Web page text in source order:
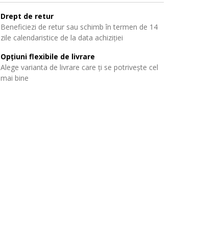
Drept de retur
Beneficiezi de retur sau schimb în termen de 14
zile calendaristice de la data achiziției
Opțiuni flexibile de livrare
Alege varianta de livrare care ți se potrivește cel
mai bine